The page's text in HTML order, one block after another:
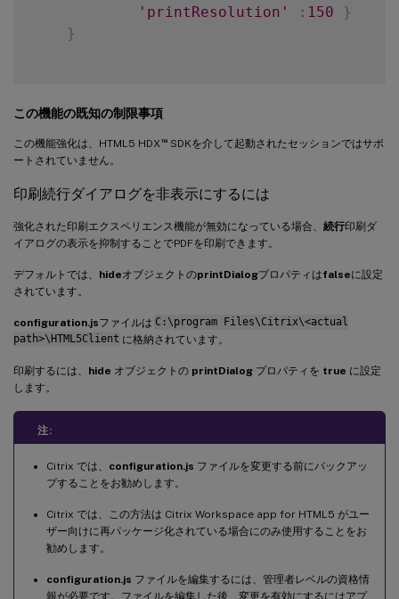
'printResolution'
: 150
}
}
この機能の既知の制限事項
この機能強化は、HTML5 HDX ™SDKを介して起動されたセッションではサポ
ートされていません。
印刷続行ダイアログを非表示にするには
強化された印刷エクスペリエンス機能が無効になっている場合、 続行印刷ダ
イアログの表示を抑制することでPDFを印刷できます。
デフォルトでは、 hideオブジェクトのprintDialogプロパティはfalseに設定
されています。
configuration.jsファイルは C:\program Files\Citrix\<actual
path>\HTML5Client に格納されています。
印刷するには、 hide オブジェクトの printDialog プロパティを true に設定
します。
注:
Citrix では、 configuration.js ファイルを変更する前にバックアッ
プすることをお勧めします。
Citrix では、この方法は Citrix Workspace app for HTML5 がユー
ザー向けに再パッケージ化されている場合にのみ使用することをお
勧めします。
configuration.js ファイルを編集するには、管理者レベルの資格情
報が必要です。ファイルを編集した後、変更を有効にするにはアプ